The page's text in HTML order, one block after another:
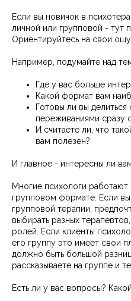
Если вы новичок в
личной или групповой - тут
Ориентируйтесь на свои
Например, подумайте над
Где у вас больше
Какой формат вам
Готовы ли вы
переживаниями сразу
И считаете ли, что
вам полезен?
И главное - интересны ли
Многие психологи работают
групповом формате. Если
групповой терапии,
выбирать разных
ролей. Если клиенты
его группу это имеет свои
должно быть большой
рассказываете на группе и
Есть ли у вас вопросы?